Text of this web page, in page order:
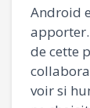
Android
de cette
voir si